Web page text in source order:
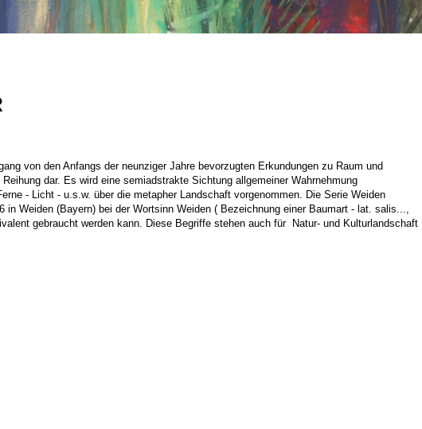
von den Anfangs der neunziger Jahre bevorzugten Erkundungen zu Raum und
Reihung dar. Es wird eine semiadstrakte Sichtung allgemeiner Wahrnehmung
- Licht - u.s.w. über die metapher Landschaft vorgenommen. Die Serie Weiden
in Weiden (Bayern) bei der Wortsinn Weiden ( Bezeichnung einer Baumart - lat. salis...,
gebraucht werden kann. Diese Begriffe stehen auch für Natur- und Kulturlandschaft